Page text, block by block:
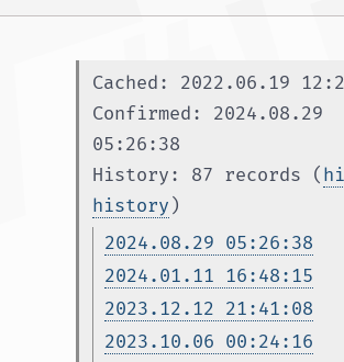
Cached: 2022.06.19
Confirmed: 2024.08.29
05:26:38
History: 87 records (
history )
2024.08.29 05:26:38
2024.01.11 16:48:15
2023.12.12 21:41:08
2023.10.06 00:24:16